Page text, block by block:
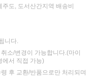
도, 도서산간지역 배송비
니다.
소/변경이 가능합니다.(마이
에서 직접 가능)
후 교환/반품으로만 처리되며